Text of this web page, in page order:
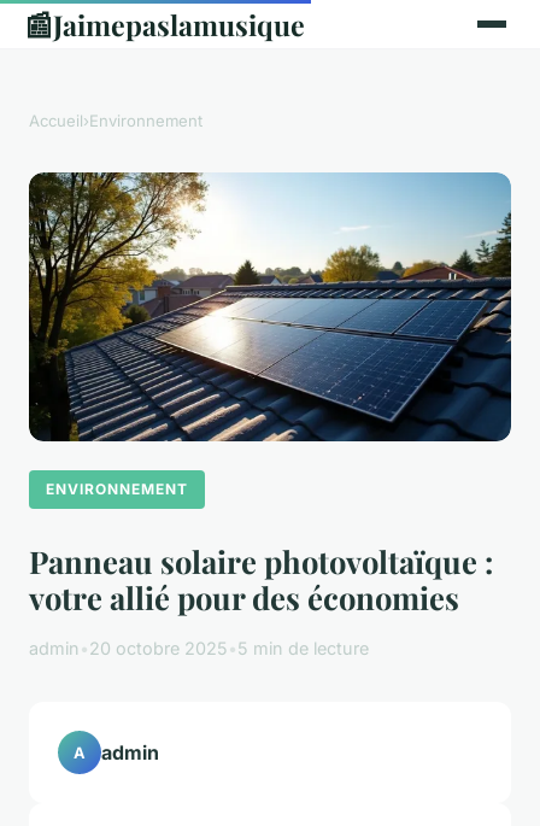
📰Jaimepaslamusique
Accueil›Environnement
ENVIRONNEMENT
Panneau solaire photovoltaïque :
votre allié pour des économies
admin •20 octobre 2025•5 min de lecture
A admin